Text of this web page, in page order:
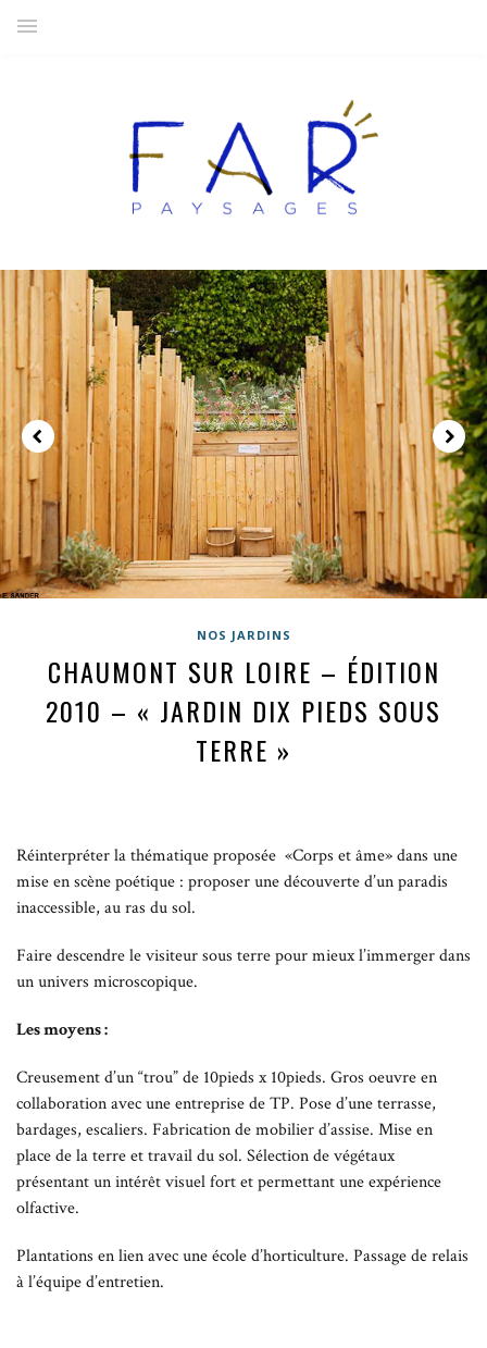
NOS JARDINS
CHAUMONT SUR LOIRE – ÉDITION
2010 – « JARDIN DIX PIEDS SOUS
TERRE »
Réinterpréter la thématique proposée «Corps et âme» dans une
mise en scène poétique : proposer une découverte d’un paradis
inaccessible, au ras du sol.
Faire descendre le visiteur sous terre pour mieux l’immerger dans
un univers microscopique.
Les moyens :
Creusement d’un “trou” de 10pieds x 10pieds. Gros oeuvre en
collaboration avec une entreprise de TP. Pose d’une terrasse,
bardages, escaliers. Fabrication de mobilier d’assise. Mise en
place de la terre et travail du sol. Sélection de végétaux
présentant un intérêt visuel fort et permettant une expérience
olfactive.
Plantations en lien avec une école d’horticulture. Passage de relais
à l’équipe d’entretien.